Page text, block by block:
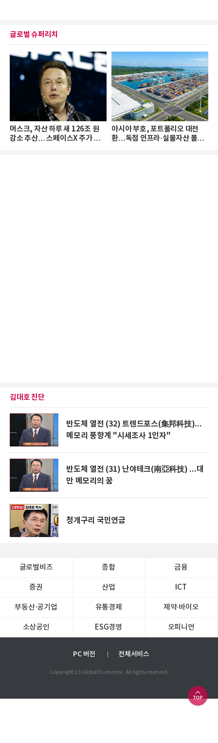
글로벌 슈퍼리치
머스크, 자산 하루 새 126조 원
감소 추산… 스페이스X 주가 하
아시아 부호, 포트폴리오 대전
환…독점 인프라·실물자산 몰린
김대호 진단
반도체 열전 (32) 트렌드포스(集邦科技)...
메모리 풍향계 "시세조사 1인자"
반도체 열전 (31) 난야테크(南亞科技) ...대
만 메모리의 꿈
청개구리 국민연금
글로벌비즈 종합 금융
증권 산업 ICT
부동산·공기업 유통경제 제약∙바이오
소상공인 ESG경영 오피니언
PC 버전 전체서비스
Copyright (c) Global Economic. All rights reserved.